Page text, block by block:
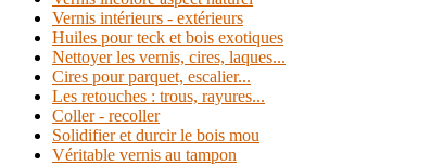
Vernis intérieurs - extérieurs
Huiles pour teck et bois exotiques
Nettoyer les vernis, cires, laques...
Cires pour parquet, escalier...
Les retouches : trous, rayures...
Coller - recoller
Solidifier et durcir le bois mou
Véritable vernis au tampon